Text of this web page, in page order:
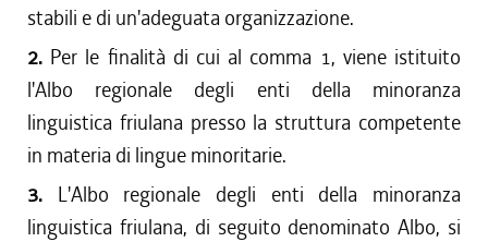
stabili e di un'adeguata organizzazione.
2. Per le finalità di cui al comma 1, viene istituito
l'Albo regionale degli enti della minoranza
linguistica friulana presso la struttura competente
in materia di lingue minoritarie.
3. L'Albo regionale degli enti della minoranza
linguistica friulana, di seguito denominato Albo, si